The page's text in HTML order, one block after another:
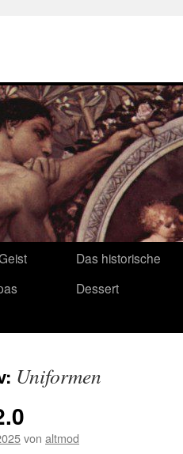
Das historische
Dessert
Uniformen
von altmod